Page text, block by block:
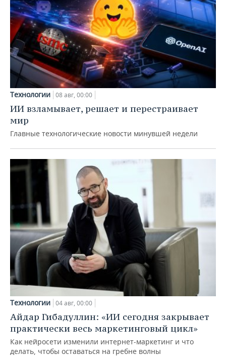
Технологии 08 авг, 00:00
ИИ взламывает, решает и перестраивает
мир
Главные технологические новости минувшей недели
Технологии 04 авг, 00:00
Айдар Гибадуллин: «ИИ сегодня закрывает
практически весь маркетинговый цикл»
Как нейросети изменили интернет-маркетинг и что
делать, чтобы оставаться на гребне волны